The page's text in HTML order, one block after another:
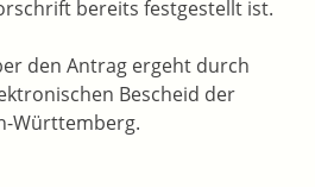
bereits festgestellt ist.
den Antrag ergeht durch
Bescheid der
Württemberg.